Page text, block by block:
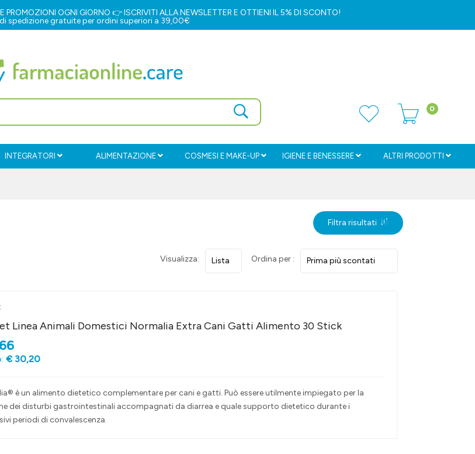
OGNI GIORNO 👉ISCRIVITI ALLA NEWSLETTERE OTTIENI IL 5% DI SCONTO!
spedizione gratuite per ordini superiori a 39,00€
0
INTEGRATORI ALIMENTAZIONE COSMESI E MAKE-UP IGIENE E BENESSERE ALTRI PRODOTTI
Filtra risultati
Visualizza: Ordina per :
Linea Animali Domestici Normalia Extra Cani Gatti Alimento 30 Stick
€ 30,20
è un alimento dietetico complementare per cani e gatti. Può essere utilmente impiegato per la
dei disturbi gastrointestinali accompagnati da diarrea e quale supporto dietetico durante i
periodi di convalescenza.